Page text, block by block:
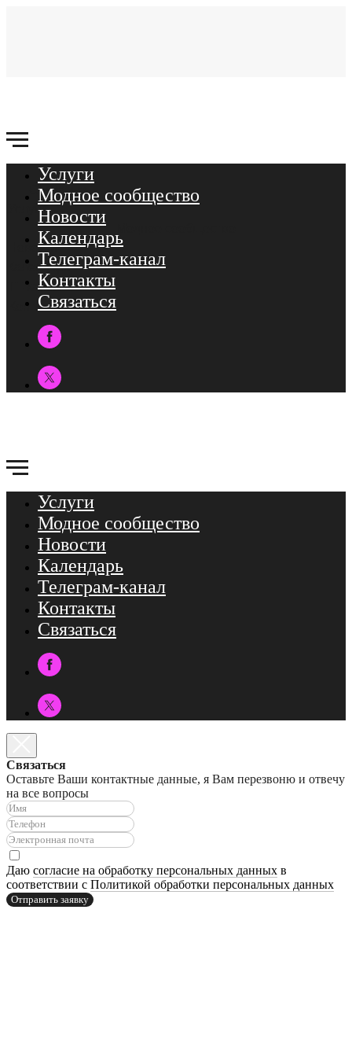
Связаться
Услуги
Новости
Календарь
ТГ-канал
Контакты
Услуги
Модное сообщество
Новости
Календарь
Телеграм-канал
Контакты
Связаться
Услуги
Модное сообщество
Новости
Календарь
Телеграм-канал
Контакты
Связаться
Связаться
Оставьте Ваши контактные данные, я Вам перезвоню и отвечу
на все вопросы
Даю согласие на обработку персональных данных в
соответствии с Политикой обработки персональных данных
Отправить заявку